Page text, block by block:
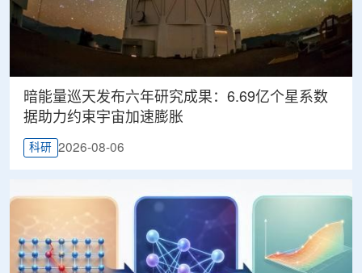
暗能量巡天发布六年研究成果：6.69亿个星系数
据助力约束宇宙加速膨胀
科研 2026-08-06